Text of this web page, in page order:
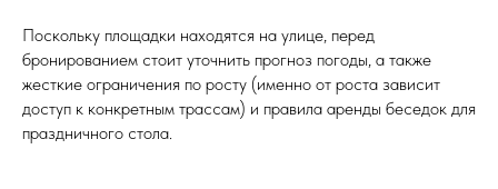
Поскольку площадки находятся на улице, перед
бронированием стоит уточнить прогноз погоды, а также
жесткие ограничения по росту (именно от роста зависит
доступ к конкретным трассам) и правила аренды беседок для
праздничного стола.